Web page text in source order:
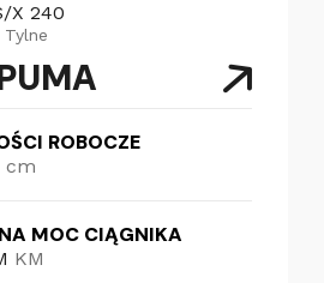
Tylne
ROBOCZE
cm
MOC CIĄGNIKA
KM